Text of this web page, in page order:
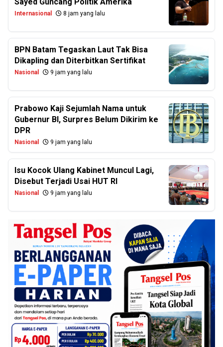
Internasional 8 jam yang lalu
BPN Batam Tegaskan Laut Tak Bisa
Dikapling dan Diterbitkan Sertifikat
Nasional 9 jam yang lalu
Prabowo Kaji Sejumlah Nama untuk
Gubernur BI, Surpres Belum Dikirim ke
DPR
Nasional 9 jam yang lalu
Isu Kocok Ulang Kabinet Muncul Lagi,
Disebut Terjadi Usai HUT RI
Nasional 9 jam yang lalu